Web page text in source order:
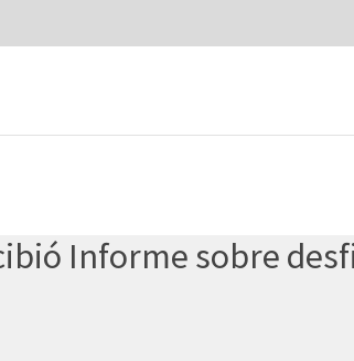
Informe sobre